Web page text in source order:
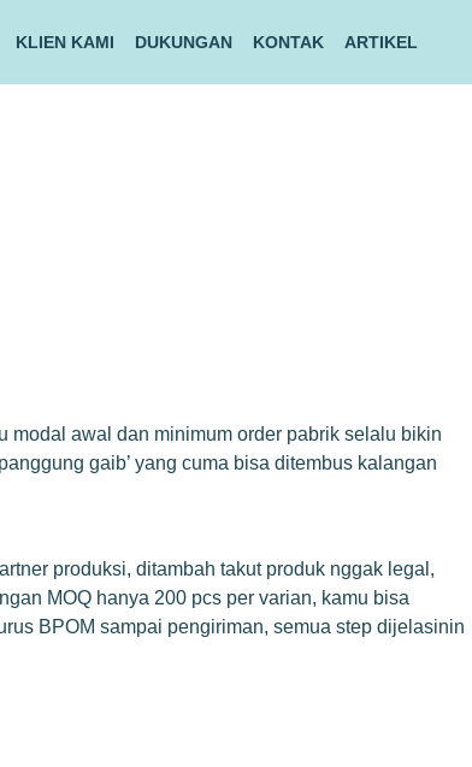
KLIEN KAMI DUKUNGAN KONTAK ARTIKEL
modal awal dan minimum order pabrik selalu bikin
gaib’ yang cuma bisa ditembus kalangan
produksi, ditambah takut produk nggak legal,
MOQ hanya 200 pcs per varian, kamu bisa
BPOM sampai pengiriman, semua step dijelasinin